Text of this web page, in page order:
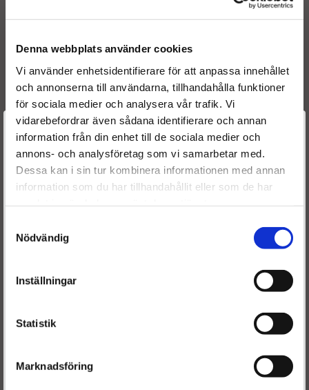
Denna webbplats använder cookies
Vi använder enhetsidentifierare för att anpassa innehållet
och annonserna till användarna, tillhandahålla funktioner
för sociala medier och analysera vår trafik. Vi
vidarebefordrar även sådana identifierare och annan
information från din enhet till de sociala medier och
annons- och analysföretag som vi samarbetar med.
Dessa kan i sin tur kombinera informationen med annan
information som du har tillhandahållit eller som de har
Nödvändig
Inställningar
Statistik
Marknadsföring
Originalnummer:
0 986 435 104
0433171838
0445110159
0445110243
0445110391
0986435088
0986435104
0986435208
93169123
F00VC01336
F00VC99638
Välkommen till
Dieselspecialisten.se
För att förbättra din upplevelse på vår hemsida ber vi dig
välja vilken kategori du tillhör